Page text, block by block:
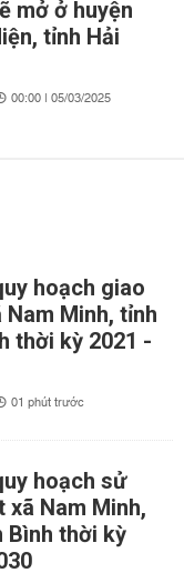
mở ở huyện
tỉnh Hải
00:00 | 05/03/2025
hoạch giao
Minh, tỉnh
thời kỳ 2021 -
01 phút trước
hoạch sử
xã Nam Minh,
Bình thời kỳ